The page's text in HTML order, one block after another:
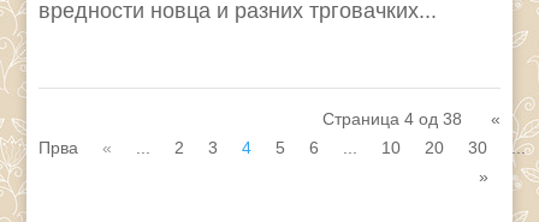
вредности новца и разних трговачких...
Страница 4 од 38
«
Прва
« 2 3 4 5 6 10 20 30
...
»